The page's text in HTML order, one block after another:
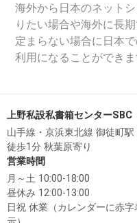
海外から日本のネット
りたい場合や海外に長
定まらない場合に日本
利用になることができま
上野私設私書箱センターSBC
山手線・京浜東北線 御徒町駅
徒歩1分 秋葉原寄り
営業時間
月～土 10:00-18:00
昼休み 12:00-13:00
日祝 休業（カレンダーに赤字